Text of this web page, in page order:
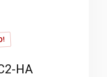
HA